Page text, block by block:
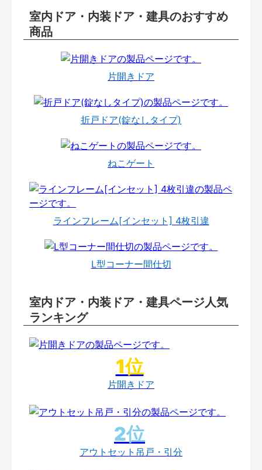
室内ドア・内装ドア・建具のおすすめ
商品
片開きドア
折戸ドア(錠なしタイプ)
ねこゲート
ラインフレーム[インセット] 4枚引違
L型コーナー間仕切
室内ドア・内装ドア・建具ページ人気
ランキング
片開きドア
アウトセット吊戸・引分